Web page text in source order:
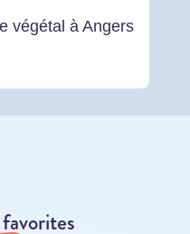
végétal à Angers